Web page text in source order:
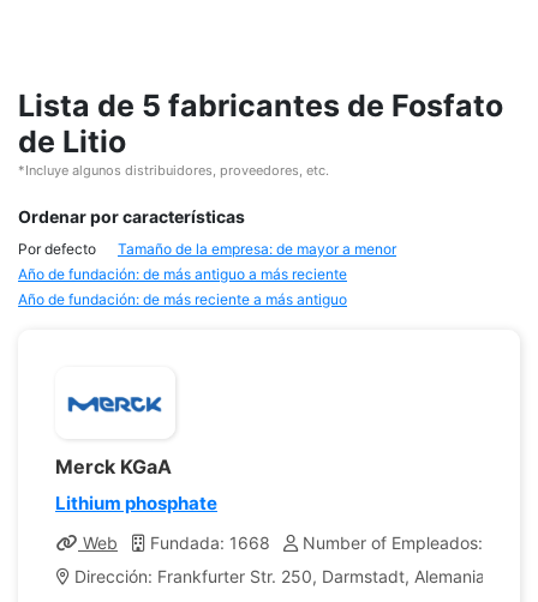
Lista de 5 fabricantes de Fosfato
de Litio
*Incluye algunos distribuidores, proveedores, etc.
Ordenar por características
Por defecto
Tamaño de la empresa: de mayor a menor
Año de fundación: de más antiguo a más reciente
Año de fundación: de más reciente a más antiguo
Merck KGaA
Lithium phosphate
Web Fundada: 1668
Number of Empleados:
Dirección: Frankfurter Str. 250, Darmstadt, Alemania